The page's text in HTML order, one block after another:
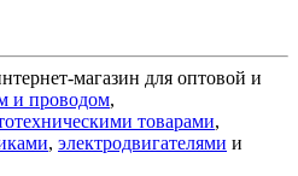
магазин для оптовой и
и проводом,
товарами,
, электродвигателями и